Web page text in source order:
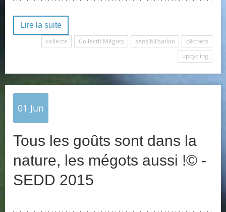
Lire la suite
collecte
Collectif Mégots sensibilisation
déchets
upcycling
01 Jun
Tous les goûts sont dans la
nature, les mégots aussi !© -
SEDD 2015